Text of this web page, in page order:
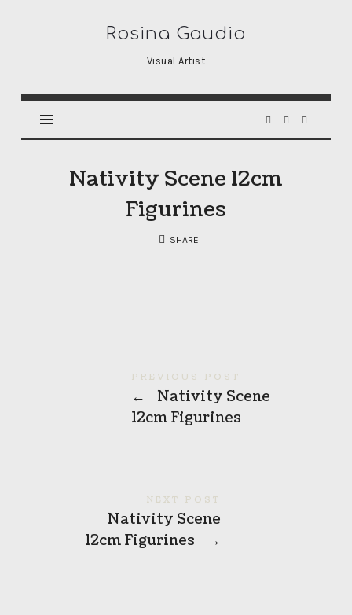
Rosina
Gaudio
Rosina Gaudio
Visual Artist
Nativity Scene 12cm
Figurines
SHARE
PREVIOUS POST
←
Nativity Scene
12cm Figurines
NEXT POST
Nativity Scene
12cm Figurines
→